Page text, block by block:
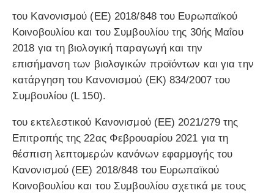
του Κανονισμού (ΕΕ) 2018/848 του Ευρωπαϊκού
Κοινοβουλίου και του Συμβουλίου της 30ής Μαΐου
2018 για τη βιολογική παραγωγή και την
επισήμανση των βιολογικών προϊόντων και για την
κατάργηση του Κανονισμού (ΕΚ) 834/2007 του
Συμβουλίου (L 150).
του εκτελεστικού Κανονισμού (ΕΕ) 2021/279 της
Επιτροπής της 22ας Φεβρουαρίου 2021 για τη
θέσπιση λεπτομερών κανόνων εφαρμογής του
Κανονισμού (ΕΕ) 2018/848 του Ευρωπαϊκού
Κοινοβουλίου και του Συμβουλίου σχετικά με τους